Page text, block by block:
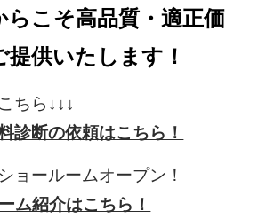
らこそ高品質・適正価
供いたします！
ちら↓↓↓
診断の依頼はこちら！
ョールームオープン！
ム紹介はこちら！